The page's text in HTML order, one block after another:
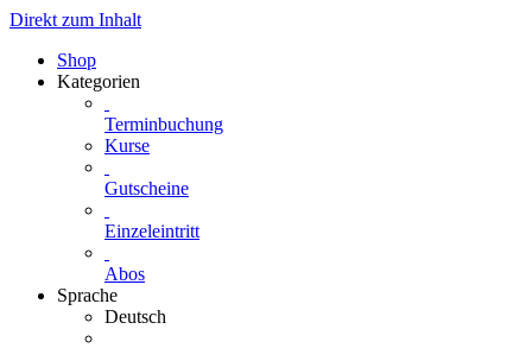
Direkt zum Inhalt
Shop
Kategorien
Terminbuchung
Kurse
Gutscheine
Einzeleintritt
Abos
Sprache
Deutsch